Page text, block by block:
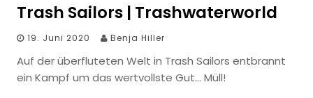
Trash Sailors | Trashwaterworld
19. Juni 2020 Benja Hiller
Auf der überfluteten Welt in Trash Sailors entbrannt
ein Kampf um das wertvollste Gut… Müll!